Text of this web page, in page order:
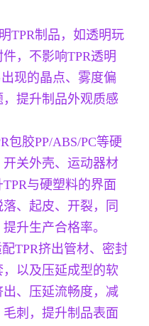
TPR制品，如透明玩
，不影响TPR透明
现的晶点、雾度偏
提升制品外观质感
包胶PP/ABS/PC等硬
关外壳、运动器材
与硬塑料的界面
、起皮、开裂，同
升生产合格率。
配TPR挤出管材、密封
以及压延成型的软
、压延流畅度，减
刺，提升制品表面